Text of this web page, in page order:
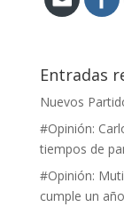
Entradas
Nuevos
#Opinión:
tiempos de
#Opinión:
cumple un